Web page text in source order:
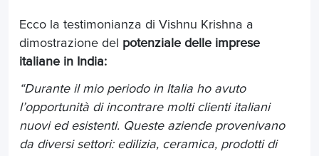
Ecco la testimonianza di Vishnu Krishna a
dimostrazione del potenziale delle imprese
italiane in India:
“Durante il mio periodo in Italia ho avuto
l’opportunità di incontrare molti clienti italiani
nuovi ed esistenti. Queste aziende provenivano
da diversi settori: edilizia, ceramica, prodotti di